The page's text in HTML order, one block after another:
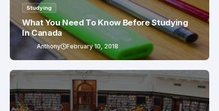
Studying
What You Need To Know Before Studying
In Canada
Anthony February 10, 2018